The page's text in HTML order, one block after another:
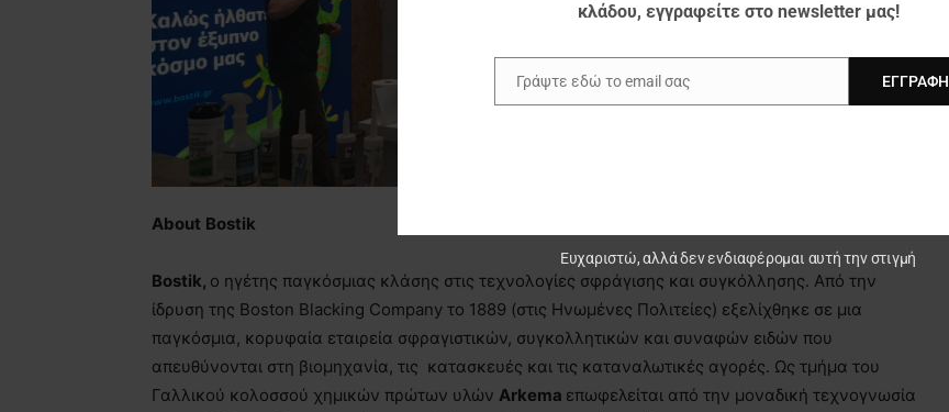
About Bostik
Bostik, ο ηγέτης παγκόσμιας κλάσης στις τεχνολογίες σφράγισης και συγκόλλησης. Από την
ίδρυση της Boston Blacking Company το 1889 (στις Ηνωμένες Πολιτείες) εξελίχθηκε σε μια
παγκόσμια, κορυφαία εταιρεία σφραγιστικών, συγκολλητικών και συναφών ειδών που
απευθύνονται στη βιομηχανία, τις κατασκευές και τις καταναλωτικές αγορές. Ως τμήμα του
Γαλλικού κολοσσού χημικών πρώτων υλών Arkema επωφελείται από την μοναδική τεχνογνωσία
κλάδου, εγγραφείτε στο newsletter μας!
Email
Γράψτε εδώ το email σας ΕΓΓΡΑΦΉ
Ευχαριστώ, αλλά δεν ενδιαφέρομαι αυτή την στιγμή